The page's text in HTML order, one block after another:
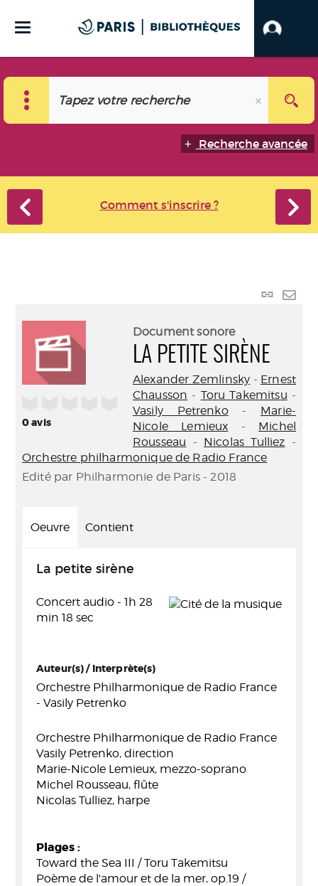
Recherche avancée
Comment s'inscrire ?
Lien
0avis
Document sonore
LA PETITE SIRÈNE
Alexander Zemlinsky - Ernest
Chausson - Toru Takemitsu -
Vasily Petrenko- Marie-
Nicole Lemieux - Michel
Rousseau - Nicolas Tulliez -
Orchestre philharmonique de Radio France
Edité par Philharmonie de Paris - 2018
Oeuvre Contient
La petite sirène
Concert audio - 1h 28
min 18 sec
Auteur(s) / Interprète(s)
Orchestre Philharmonique de Radio France
- Vasily Petrenko
Orchestre Philharmonique de Radio France
Vasily Petrenko, direction
Marie-Nicole Lemieux, mezzo-soprano
Michel Rousseau, flûte
Nicolas Tulliez, harpe
Plages :
Toward the Sea III / Toru Takemitsu
Poème de l'amour et de la mer, op.19 /